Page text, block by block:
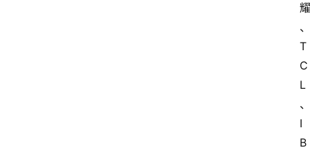
耀
、
T
C
L
、
I
B